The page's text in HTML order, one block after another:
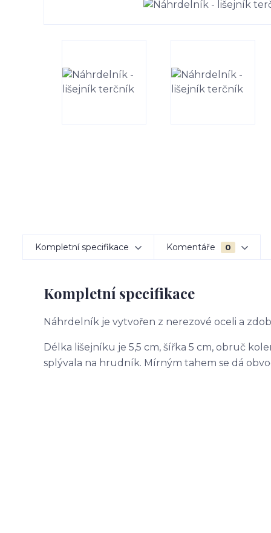
Kompletní specifikace Komentáře 0
Kompletní specifikace
Náhrdelník je vytvořen z nerezové oceli a
Délka lišejníku je 5,5 cm, šířka 5 cm, obruč
splývala na hrudník. Mírným tahem se dá